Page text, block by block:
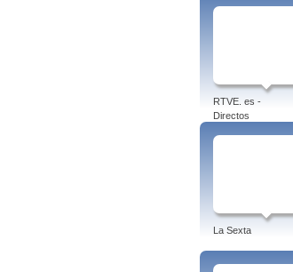
RTVE. es -
Directos
La Sexta